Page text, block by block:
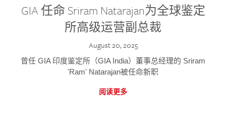
GIA 任命 Sriram Natarajan为全球鉴定
所高级运营副总裁
August 20, 2025
曾任 GIA 印度鉴定所（GIA India）董事总经理的 Sriram
'Ram' Natarajan被任命新职
阅读更多